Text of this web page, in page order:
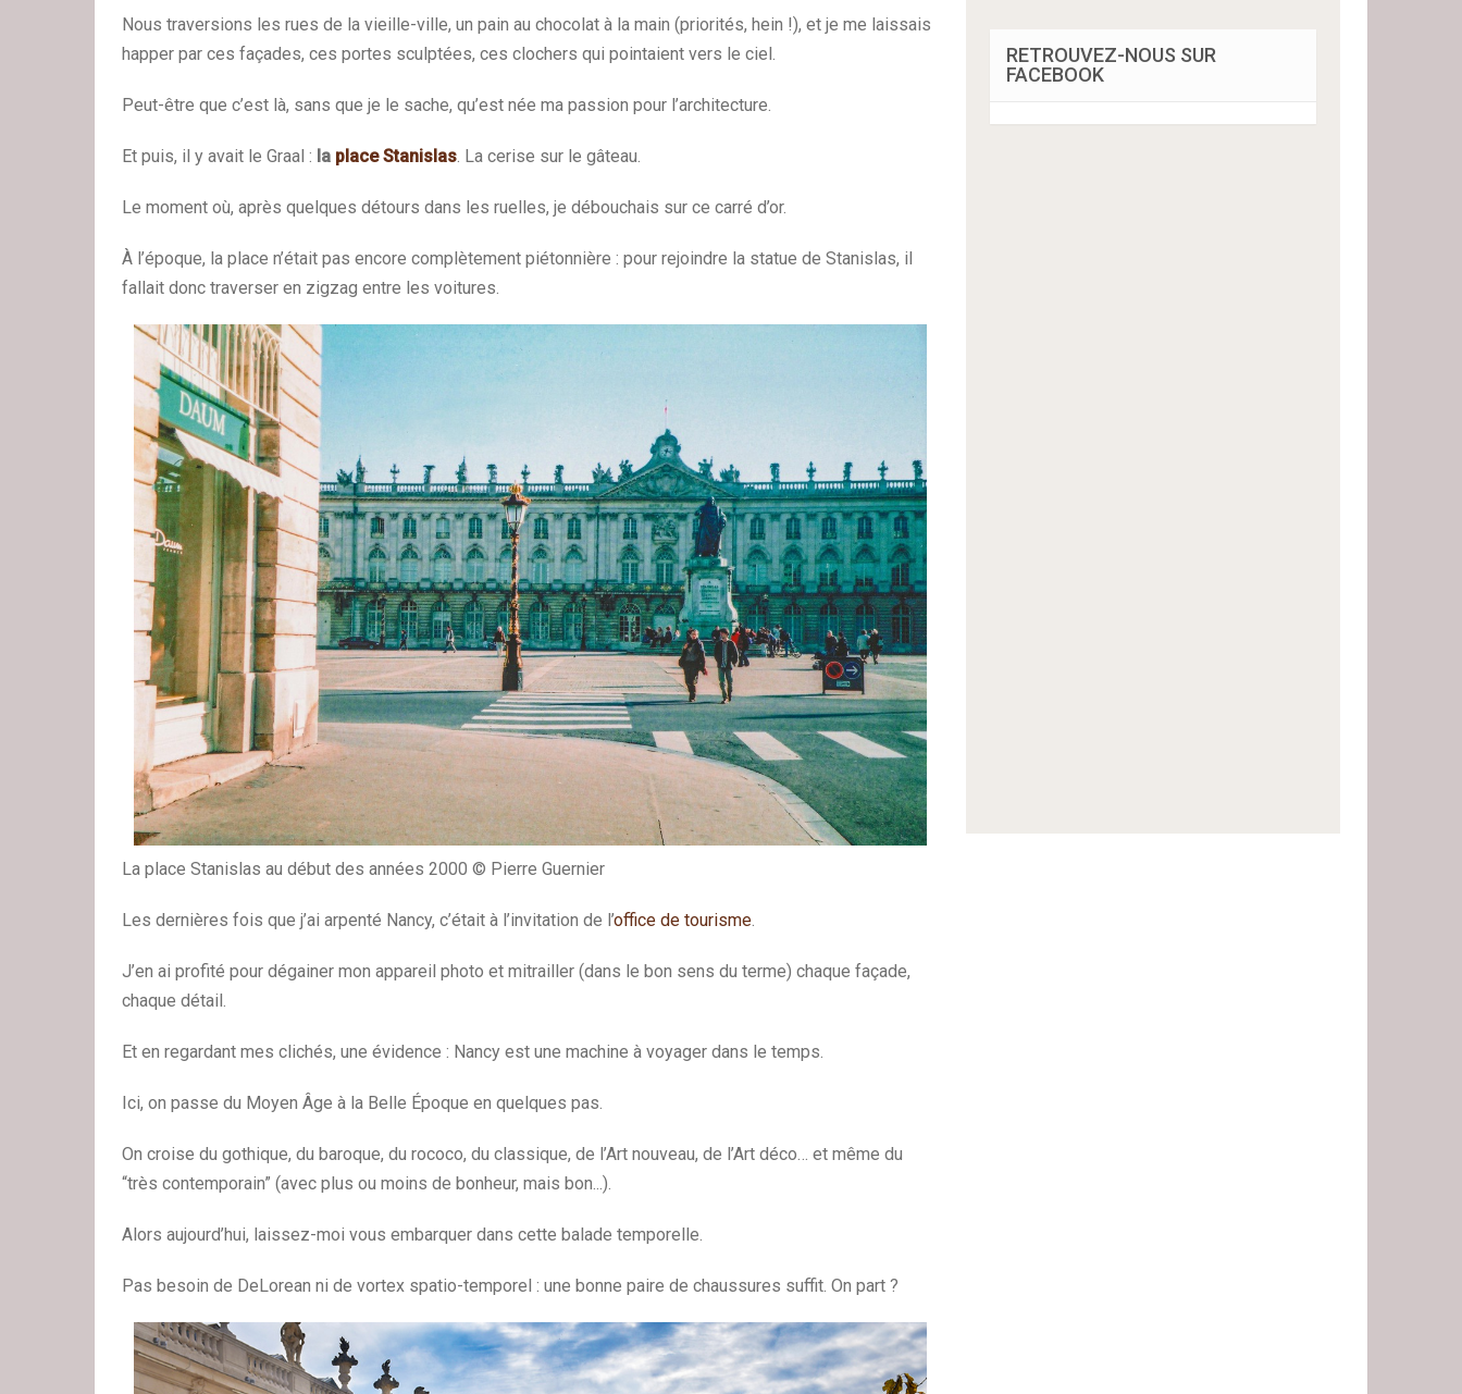
Nous traversions les rues de la vieille-ville, un pain au chocolat à la main (priorités, hein !), et je me laissais
happer par ces façades, ces portes sculptées, ces clochers qui pointaient vers le ciel.
Peut-être que c’est là, sans que je le sache, qu’est née ma passion pour l’architecture.
Et puis, il y avait le Graal : la place Stanislas. La cerise sur le gâteau.
Le moment où, après quelques détours dans les ruelles, je débouchais sur ce carré d’or.
À l’époque, la place n’était pas encore complètement piétonnière : pour rejoindre la statue de Stanislas, il
fallait donc traverser en zigzag entre les voitures.
La place Stanislas au début des années 2000 © Pierre Guernier
Les dernières fois que j’ai arpenté Nancy, c’était à l’invitation de l’office de tourisme
J’en ai profité pour dégainer mon appareil photo et mitrailler (dans le bon sens du terme) chaque façade,
chaque détail.
Et en regardant mes clichés, une évidence : Nancy est une machine à voyager dans le temps.
Ici, on passe du Moyen Âge à la Belle Époque en quelques pas.
On croise du gothique, du baroque, du rococo, du classique, de l’Art nouveau, de l’Art déco… et même du
“très contemporain” (avec plus ou moins de bonheur, mais bon...).
Alors aujourd’hui, laissez-moi vous embarquer dans cette balade temporelle.
Pas besoin de DeLorean ni de vortex spatio-temporel : une bonne paire de chaussures suffit. On part ?
RETROUVEZ-NOUS SUR
FACEBOOK